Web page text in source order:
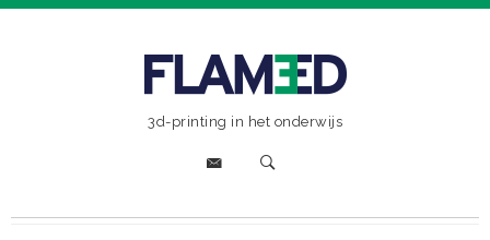
3d-printing in het onderwijs